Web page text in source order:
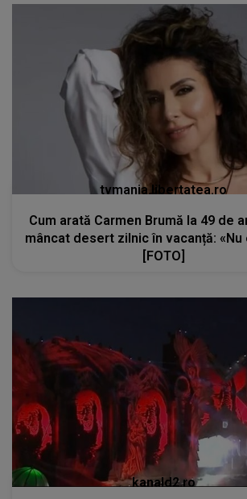
tvmania.libertatea.ro
Cum arată Carmen Brumă la 49 de
mâncat desert zilnic în vacanță: «Nu
[FOTO]
kanald2.ro